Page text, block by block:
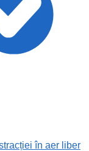
în aer liber